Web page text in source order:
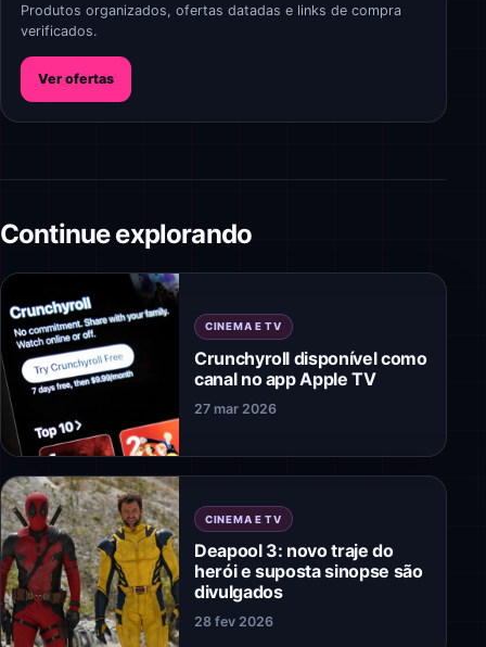
Produtos organizados, ofertas datadas e links de compra
verificados.
Ver ofertas
Continue explorando
CINEMA E TV
Crunchyroll disponível como
canal no app Apple TV
27 mar 2026
CINEMA E TV
Deapool 3: novo traje do
herói e suposta sinopse são
divulgados
28 fev 2026